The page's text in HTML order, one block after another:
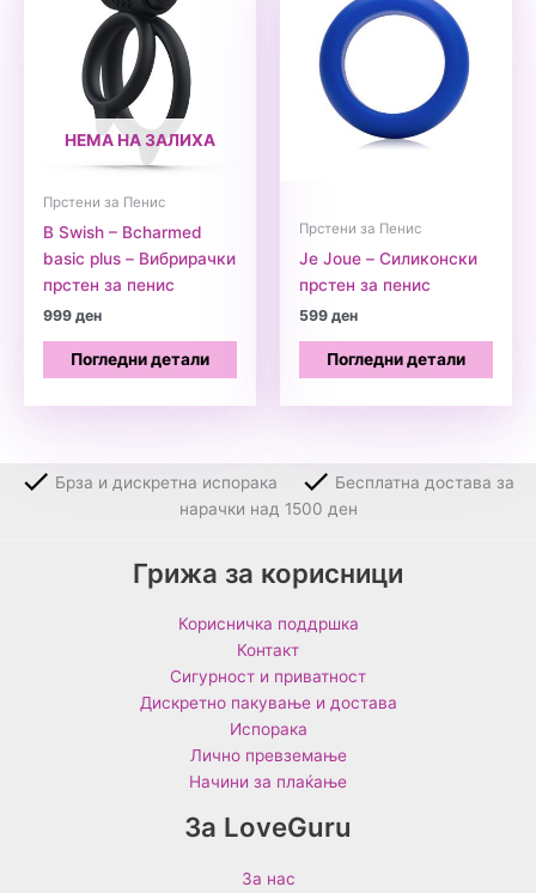
НЕМА НА ЗАЛИХА
Прстени за Пенис
B Swish – Bcharmed
basic plus – Вибрирачки
прстен за пенис
999ден
Погледни детали
Прстени за Пенис
Je Joue – Силиконски
прстен за пенис
599ден
Погледни детали
Брза и дискретна испорака
Бесплатна достава за
нарачки над 1500 ден
Грижа за корисници
Корисничка поддршка
Контакт
Сигурност и приватност
Дискретно пакување и достава
Испорака
Лично превземање
Начини за плаќање
За LoveGuru
За нас